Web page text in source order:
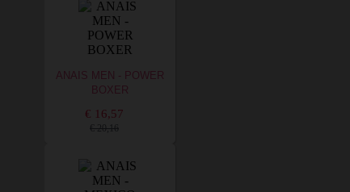
ANAIS MEN - POWER
BOXER
€ 16,57
€ 20,16